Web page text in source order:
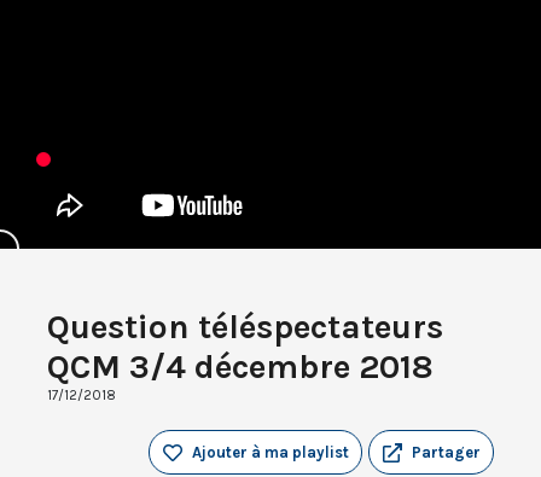
Question téléspectateurs
QCM 3/4 décembre 2018
17/12/2018
Partager
Ajouter à ma playlist